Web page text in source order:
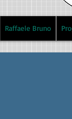
Raffaele Bruno